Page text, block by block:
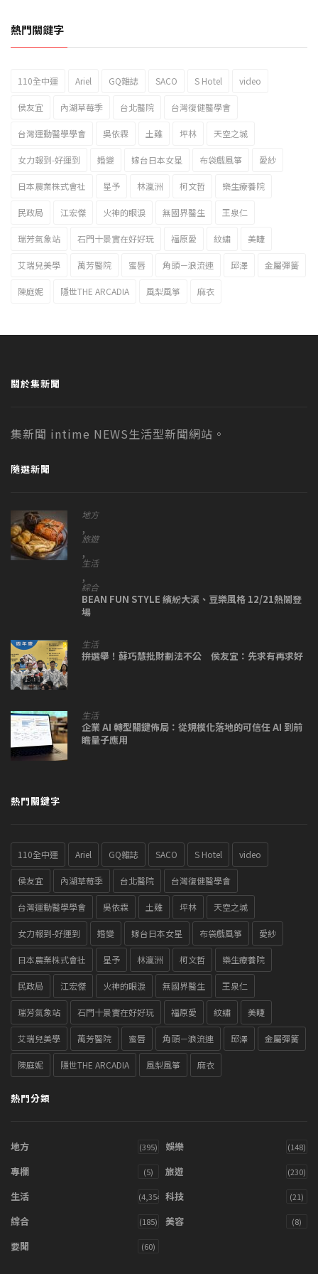
2023新北市北海岸國際風箏節「風在石起」霸氣回歸
熱門關鍵字
110全中運 Ariel GQ雜誌 SACO S Hotel video
侯友宜 內湖草莓季 台北醫院 台灣復健醫學會
台灣運動醫學學會 吳依霖 土雞 坪林 天空之城
女力報到-好運到 婚變 嫁台日本女星 布袋戲風箏 愛紗
日本農業株式會社 星予 林瀛洲 柯文哲 樂生療養院
民政局 江宏傑 火神的眼淚 無國界醫生 王泉仁
瑞芳氣象站 石門十景實在好好玩 福原愛 紋繡 美睫
艾瑞兒美學 萬芳醫院 蜜唇 角頭－浪流連 邱澤 金屬彈簧
陳庭妮 隱世THE ARCADIA 風梨風箏 麻衣
關於集新聞
集新聞 intime NEWS生活型新聞網站。
隨選新聞
地方
,
旅遊
,
生活
,
綜合
BEAN FUN STYLE 繽紛大溪、豆樂風格 12/21熱鬧登
場
生活
拚選舉！蘇巧慧批財劃法不公 侯友宜：先求有再求好
生活
企業 AI 轉型關鍵佈局：從規模化落地的可信任 AI 到前
瞻量子應用
熱門關鍵字
110全中運 Ariel GQ雜誌 SACO S Hotel video
侯友宜 內湖草莓季 台北醫院 台灣復健醫學會
台灣運動醫學學會 吳依霖 土雞 坪林 天空之城
女力報到-好運到 婚變 嫁台日本女星 布袋戲風箏 愛紗
日本農業株式會社 星予 林瀛洲 柯文哲 樂生療養院
民政局 江宏傑 火神的眼淚 無國界醫生 王泉仁
瑞芳氣象站 石門十景實在好好玩 福原愛 紋繡 美睫
艾瑞兒美學 萬芳醫院 蜜唇 角頭－浪流連 邱澤 金屬彈簧
陳庭妮 隱世THE ARCADIA 風梨風箏 麻衣
熱門分類
地方 (395) 娛樂 (148)
專欄 (5) 旅遊 (230)
生活 (4,354) 科技 (21)
綜合 (185) 美容 (8)
要聞 (60)